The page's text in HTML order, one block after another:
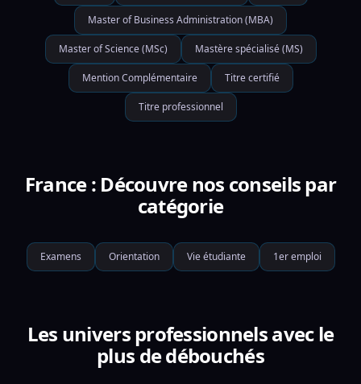
Master of Business Administration (MBA)
Master of Science (MSc) Mastère spécialisé (MS)
Mention Complémentaire Titre certifié
Titre professionnel
France : Découvre nos conseils par
catégorie
Examens Orientation Vie étudiante 1er emploi
Les univers professionnels avec le
plus de débouchés